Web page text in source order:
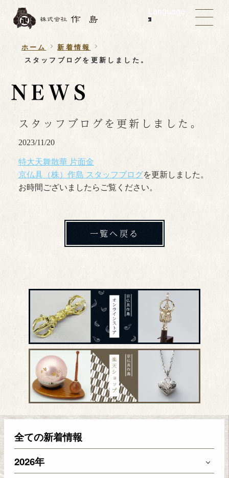
全ての新着情報
2026年
Language
ホーム
新着情報
スタッフブログを更新しました。
スタッフブログを更新しました。
2023/11/20
特大天舞散華 片面金
京仏具（株）作島 スタッフブログを更新しました。
お時間ございましたらご覧ください。
一覧へ戻る